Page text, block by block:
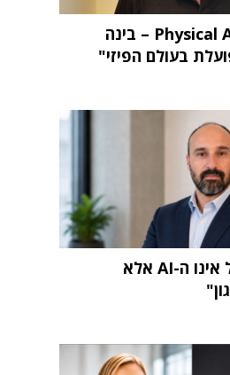
"העתיד הוא Physical AI – בינה
בעולם הפיזי"
"האתגר הגדול אינו ה-AI אלא